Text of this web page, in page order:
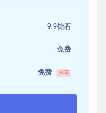
9.9钻石
免费
免费 推荐